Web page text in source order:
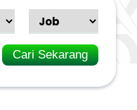
Cari Sekarang